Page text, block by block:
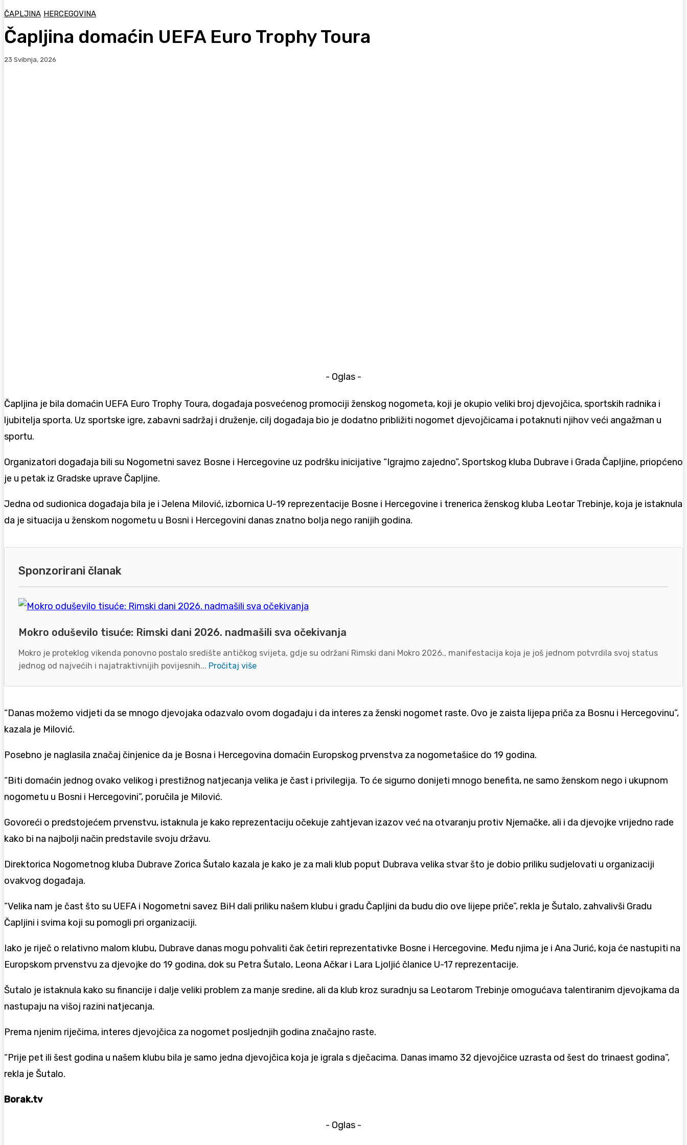
ČAPLJINA HERCEGOVINA
Čapljina domaćin UEFA Euro Trophy Toura
23 Svibnja, 2026
- Oglas -
Čapljina je bila domaćin UEFA Euro Trophy Toura, događaja posvećenog promociji ženskog nogometa, koji je okupio veliki broj djevojčica, sportskih radnika i
ljubitelja sporta. Uz sportske igre, zabavni sadržaj i druženje, cilj događaja bio je dodatno približiti nogomet djevojčicama i potaknuti njihov veći angažman u
sportu.
Organizatori događaja bili su Nogometni savez Bosne i Hercegovine uz podršku inicijative “Igrajmo zajedno”, Sportskog kluba Dubrave i Grada Čapljine, priopćeno
je u petak iz Gradske uprave Čapljine.
Jedna od sudionica događaja bila je i Jelena Milović, izbornica U-19 reprezentacije Bosne i Hercegovine i trenerica ženskog kluba Leotar Trebinje, koja je istaknula
da je situacija u ženskom nogometu u Bosni i Hercegovini danas znatno bolja nego ranijih godina.
Sponzorirani članak
Mokro oduševilo tisuće: Rimski dani 2026. nadmašili sva očekivanja
Mokro je proteklog vikenda ponovno postalo središte antičkog svijeta, gdje su održani Rimski dani Mokro 2026., manifestacija koja je još jednom potvrdila svoj status
jednog od najvećih i najatraktivnijih povijesnih... Pročitaj više
“Danas možemo vidjeti da se mnogo djevojaka odazvalo ovom događaju i da interes za ženski nogomet raste. Ovo je zaista lijepa priča za Bosnu i Hercegovinu”,
kazala je Milović.
Posebno je naglasila značaj činjenice da je Bosna i Hercegovina domaćin Europskog prvenstva za nogometašice do 19 godina.
“Biti domaćin jednog ovako velikog i prestižnog natjecanja velika je čast i privilegija. To će sigurno donijeti mnogo benefita, ne samo ženskom nego i ukupnom
nogometu u Bosni i Hercegovini”, poručila je Milović.
Govoreći o predstojećem prvenstvu, istaknula je kako reprezentaciju očekuje zahtjevan izazov već na otvaranju protiv Njemačke, ali i da djevojke vrijedno rade
kako bi na najbolji način predstavile svoju državu.
Direktorica Nogometnog kluba Dubrave Zorica Šutalo kazala je kako je za mali klub poput Dubrava velika stvar što je dobio priliku sudjelovati u organizaciji
ovakvog događaja.
“Velika nam je čast što su UEFA i Nogometni savez BiH dali priliku našem klubu i gradu Čapljini da budu dio ove lijepe priče”, rekla je Šutalo, zahvalivši Gradu
Čapljini i svima koji su pomogli pri organizaciji.
Iako je riječ o relativno malom klubu, Dubrave danas mogu pohvaliti čak četiri reprezentativke Bosne i Hercegovine. Među njima je i Ana Jurić, koja će nastupiti na
Europskom prvenstvu za djevojke do 19 godina, dok su Petra Šutalo, Leona Ačkar i Lara Ljoljić članice U-17 reprezentacije.
Šutalo je istaknula kako su financije i dalje veliki problem za manje sredine, ali da klub kroz suradnju sa Leotarom Trebinje omogućava talentiranim djevojkama da
nastupaju na višoj razini natjecanja.
Prema njenim riječima, interes djevojčica za nogomet posljednjih godina značajno raste.
“Prije pet ili šest godina u našem klubu bila je samo jedna djevojčica koja je igrala s dječacima. Danas imamo 32 djevojčice uzrasta od šest do trinaest godina”,
rekla je Šutalo.
Borak.tv
- Oglas -